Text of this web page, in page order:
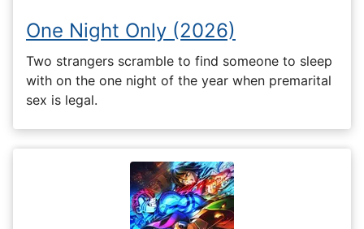
One Night Only (2026)
Two strangers scramble to find someone to sleep
with on the one night of the year when premarital
sex is legal.